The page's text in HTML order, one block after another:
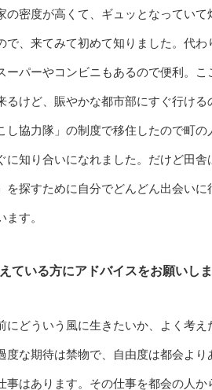
の密度が高くて、ギュッとなってい
で、来てみて初めて知りました。代
パーやコンビニもあるので便利。
るけど、賑やかな都市部にすぐ行け
協力隊」の制度で移住したので町
に知り合いになれました。だけど田
を探すために自分でどんどん出会い
ます。
えている方にアドバイスをお願いし
にどういう風に生きたいか、よく考
度な期待は禁物で、自由度は都会よ
事はあります。その仕事を都会の人